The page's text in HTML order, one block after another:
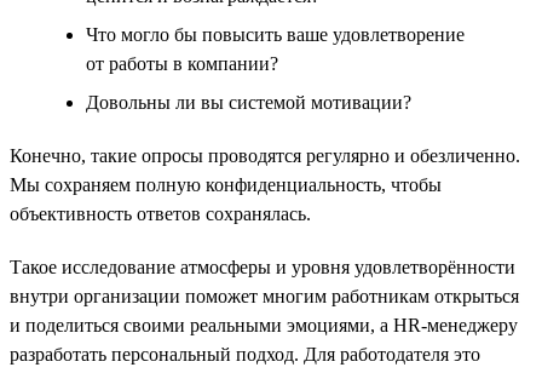
Что могло бы повысить ваше удовлетворение
от работы в компании?
Довольны ли вы системой мотивации?
Конечно, такие опросы проводятся регулярно и обезличенно.
Мы сохраняем полную конфиденциальность, чтобы
объективность ответов сохранялась.
Такое исследование атмосферы и уровня удовлетворённости
внутри организации поможет многим работникам открыться
и поделиться своими реальными эмоциями, а HR-менеджеру
разработать персональный подход. Для работодателя это